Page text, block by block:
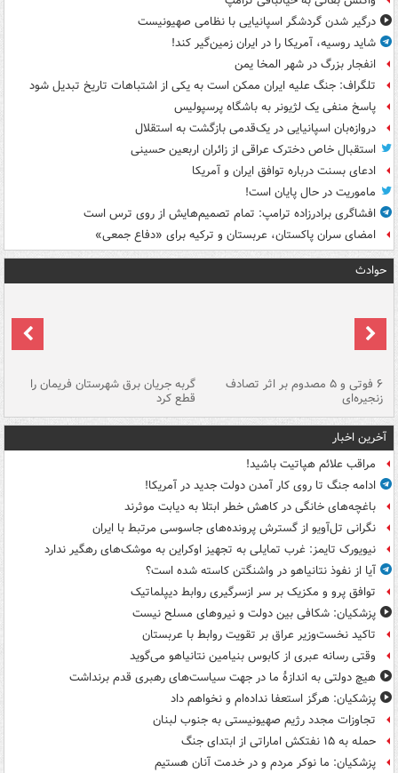
درگیر شدن گردشگر اسپانیایی با نظامی صهیونیست
شاید روسیه، آمریکا را در ایران زمین‌گیر کند!
انفجار بزرگ در شهر المخا یمن
تلگراف: جنگ علیه ایران ممکن است به یکی از اشتباهات تاریخ تبدیل شود
پاسخ منفی یک لژیونر به باشگاه پرسپولیس
دروازه‌بان اسپانیایی در یک‌قدمی بازگشت به استقلال
استقبال خاص دخترک عراقی از زائران اربعین حسینی
ادعای بسنت درباره توافق ایران و آمریکا
ماموریت در حال پایان است!
افشاگری برادرزاده ترامپ: تمام تصمیم‌هایش از روی ترس است
امضای سران پاکستان، عربستان و ترکیه برای «دفاع جمعی»
حوادث
۶ فوتی و ۵ مصدوم بر اثر تصادف
زنجیره‌ای
گربه جریان برق شهرستان فریمان را
قطع کرد
آخرین اخبار
مراقب علائم هپاتیت باشید!
ادامه جنگ تا روی کار آمدن دولت جدید در آمریکا!
باغچه‌های خانگی در کاهش خطر ابتلا به دیابت موثرند
نگرانی تل‌آویو از گسترش پرونده‌های جاسوسی مرتبط با ایران
نیویورک تایمز: غرب تمایلی به تجهیز اوکراین به موشک‌های رهگیر ندارد
آیا از نفوذ نتانیاهو در واشنگتن کاسته شده است؟
توافق پرو و مکزیک بر سر ازسرگیری روابط دیپلماتیک
پزشکیان: شکافی بین دولت و نیروهای مسلح نیست
تاکید نخست‌وزیر عراق بر تقویت روابط با عربستان
وقتی رسانه عبری از کابوس بنیامین نتانیاهو می‌گوید
هیچ دولتی به اندازۀ ما در جهت سیاست‌های رهبری قدم برنداشت
پزشکیان: هرگز استعفا نداده‌ام و نخواهم داد
تجاوزات مجدد رژیم صهیونیستی به جنوب لبنان
حمله به ۱۵ نفتکش‌ اماراتی از ابتدای جنگ
پزشکیان: ما نوکر مردم و در خدمت آنان هستیم